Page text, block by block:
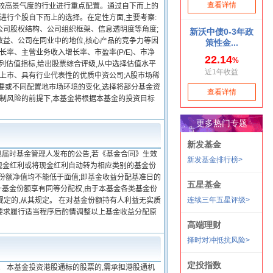
景气度的行业进行重点配置。通过自下而上的
行个股自下而上的选择。在定性方面,主要考察:
股权结构、公司组织框架、信息透明度等角度;
、公司在同业中的地位,核心产品的竞争力等因
率、主营业务收入增长率、市盈率(P/E)、市净
估值指标,给出股票综合评级,从中选择估值水平
市、具有行业代表性的优质中资公司;A股市场稀
不同配置地市场环境的变化,选择将部分基金资
风险的前提下,本基金将根据本基金的投资目标
时基金管理人发布的公告,若《基金合同》生效
红利或将现金红利自动转为相应类别的基金份
额净值均不能低于面值;即基金收益分配基准日的
金份额享有同等分配权,由于本基金各类基金份
的,从其规定。 在对基金份额持有人利益无实质
履行适当程序后酌情调整以上基金收益分配原
本基金投资港股通标的股票的,需承担港股通机